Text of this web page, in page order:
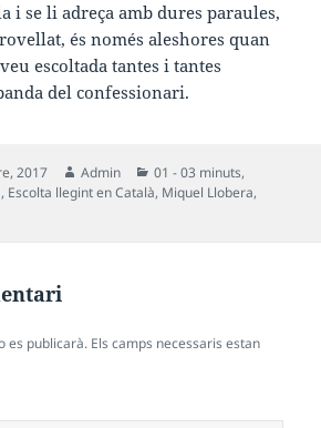
i se li adreça amb dures paraules,
és només aleshores quan
escoltada tantes i tantes
del confessionari.
2017 Autor
Admin Categories
01 - 03 minuts,
, Escolta llegint en Català, Miquel Llobera,
es publicarà. Els camps necessaris estan